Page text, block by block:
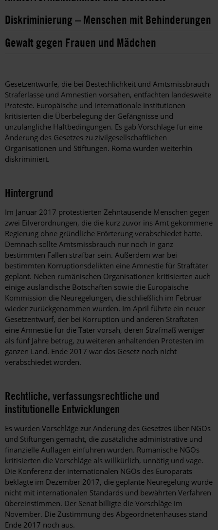
Diskriminierung – Menschen mit Behinderungen
Gewalt gegen Frauen und Mädchen
Gesetzentwürfe, die bei Bestechlichkeit und Amtsmissbrauch
Straferlasse und Amnestien vorsahen, entfachten landesweite
Proteste. Europäische und internationale Institutionen
kritisierten die Überbelegung der Gefängnisse und
unzulängliche Haftbedingungen. Es gab Vorschläge für eine
Änderung des Gesetzes zu zivilgesellschaftlichen
Organisationen und Stiftungen. Roma wurden weiterhin
diskriminiert.
Hintergrund
Im Januar 2017 protestierten Zehntausende Menschen gegen
zwei Eilverordnungen, die die kurz zuvor ins Amt gekommene
Regierung ohne gründliche Erörterung verabschiedet hatte.
Demnach sollte Amtsmissbrauch nur noch in ganz
bestimmten Fällen strafbar sein. Außerdem war bei
bestimmten Korruptionsdelikten eine Amnestie für Straftäter
geplant. Neben rumänischen Organisationen kritisierten auch
einige ausländische Botschaften sowie die Europäische
Kommission die Neuregelungen, die schließlich im Februar
wieder zurückgenommen wurden. Im April führte ein neuer
Gesetzentwurf, der bei Korruption und anderen Straftaten
eine Amnestie für die Täter vorsah, deren Strafmaß weniger
als fünf Jahre betrug, zu weiteren anhaltenden Protesten im
ganzen Land. Ende 2017 war das Gesetz noch nicht
verabschiedet worden.
Rechtliche, verfassungsrechtliche und
institutionelle Entwicklungen
Es wurden Vorschläge zur Änderung des Gesetzes über NGOs
und Stiftungen gemacht, die zusätzliche administrative und
finanzielle Auflagen einführen würden. Rumänische NGOs
kritisierten die Vorschläge als willkürlich, unnötig und vage.
Die Konferenz der internationalen NGOs des Europarats
beklagte im Dezember 2017, die geplante Neuregelung würde
nicht mit internationalen Standards und bewährten Verfahren
übereinstimmen. Der Senat billigte die Vorschläge im
November. Die Zustimmung des Abgeordnetenhauses stand
Ende 2017 noch aus.